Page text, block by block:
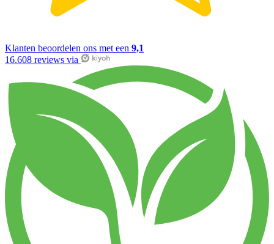
Klanten beoordelen ons met een 9,1
16.608 reviews via